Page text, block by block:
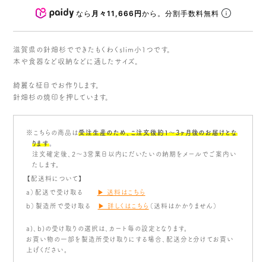
なら 月々11,666円から。分割手数料無料
滋賀県の針畑杉でできたもくわくslim小１つです。
本や食器など収納などに適したサイズ。
綺麗な柾目でお作りします。
針畑杉の焼印を押しています。
※こちらの商品は受注生産のため、こ注文後約1〜3ヶ月後のお届けとな
ります。
注文確定後、2～3営業日以内にだいたいの納期をメールでご案内い
たします。
【配送料について】
a）配送で受け取る ▶ 送料はこちら
b）製造所で受け取る ▶ 詳しくはこちら （送料はかかりません）
a)、b)の受け取りの選択は、カート毎の設定となります。
お買い物の一部を製造所受け取りにする場合、配送分と分けてお買い
上げください。